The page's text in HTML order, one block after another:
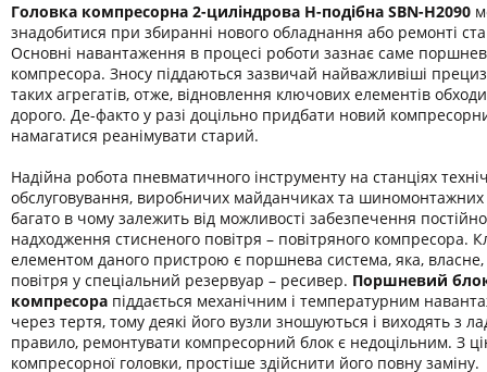
Головка компресорна 2-циліндрова H-подібна SBN-H2090
знадобитися при збиранні нового обладнання або ремонті
Основні навантаження в процесі роботи зазнає саме
компресора. Зносу піддаються зазвичай найважливіші
таких агрегатів, отже, відновлення ключових елементів
дорого. Де-факто у разі доцільно придбати новий
намагатися реанімувати старий.
Надійна робота пневматичного інструменту на станціях
обслуговування, виробничих майданчиках та
багато в чому залежить від можливості забезпечення
надходження стисненого повітря – повітряного компресора.
елементом даного пристрою є поршнева система, яка, власне,
повітря у спеціальний резервуар – ресивер. Поршневий
компресора піддається механічним і температурним
через тертя, тому деякі його вузли зношуються і виходять з
правило, ремонтувати компресорний блок є недоцільним. З
компресорної головки, простіше здійснити його повну заміну.